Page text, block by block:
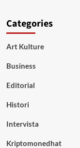
Categories
Art Kulture
Business
Editorial
Histori
Intervista
Kriptomonedhat